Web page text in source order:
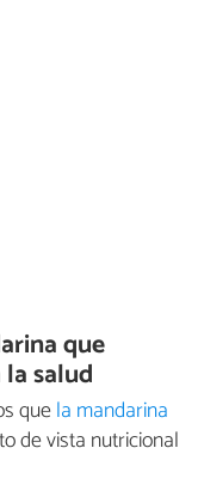
que
salud
quela mandarina
de vista nutricional